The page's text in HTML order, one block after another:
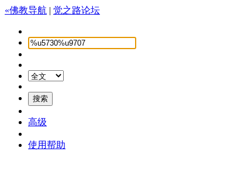
«佛教导航 | 觉之路论坛
高级
使用帮助